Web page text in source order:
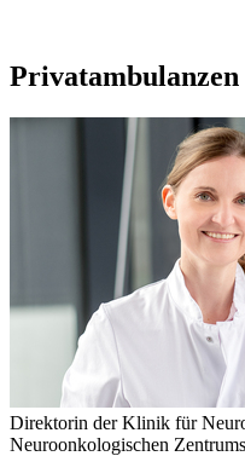
Privatambulanzen
Direktorin der Klinik für
Neuroonkologischen Zentrums